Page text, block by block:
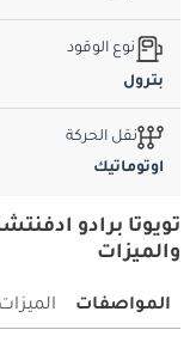
نوع الوقود
بترول
نقل الحركة
اوتوماتيك
والميزات
المواصفات الميزات